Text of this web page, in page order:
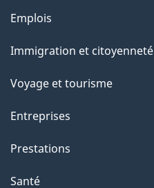
r
c
t
t
p
a
Thèmes
sujets
Emplois
Immigration et citoyenneté
Voyage et tourisme
Entreprises
Prestations
Santé